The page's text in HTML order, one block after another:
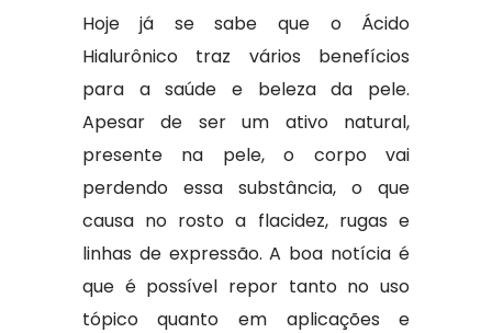
Hoje já se sabe que o Ácido
Hialurônico traz vários benefícios
para a saúde e beleza da pele.
Apesar de ser um ativo natural,
presente na pele, o corpo vai
perdendo essa substância, o que
causa no rosto a flacidez, rugas e
linhas de expressão. A boa notícia é
que é possível repor tanto no uso
tópico quanto em aplicações e